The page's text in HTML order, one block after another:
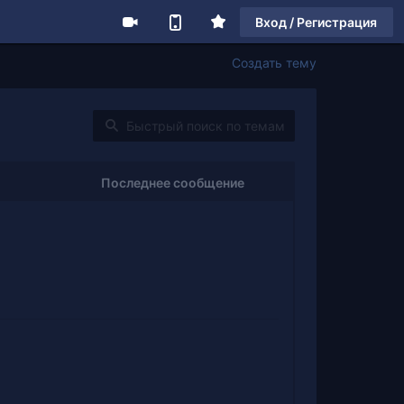
Вход / Регистрация
Создать тему
Последнее сообщение